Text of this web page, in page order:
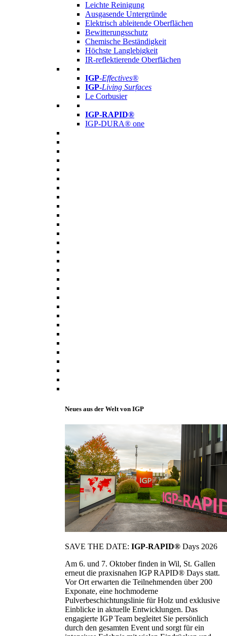
Leichte Reinigung
Ausgasende Untergründe
Elektrisch ableitende Oberflächen
Bewitterungsschutz
Chemische Beständigkeit
Höchste Langlebigkeit
IR-reflektierende Oberflächen
IGP-Effectives®
IGP-Living Surfaces
Le Corbusier
IGP-RAPID®
IGP-DURA® one
Neues aus der Welt von IGP
SAVE THE DATE: IGP-RAPID® Days 2026
Am 6. und 7. Oktober finden in Wil, St. Gallen
erneut die praxisnahen IGP RAPID® Days statt.
Vor Ort erwarten die Teilnehmenden über 200
Exponate, eine hochmoderne
Pulverbeschichtungslinie für Holz und exklusive
Einblicke in aktuelle Entwicklungen. Das
engagierte IGP Team begleitet Sie persönlich
durch den gesamten Event und sorgt für ein